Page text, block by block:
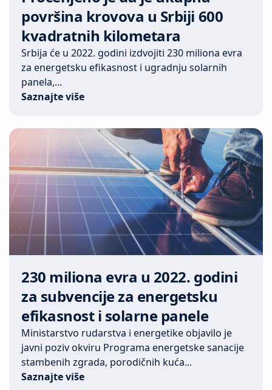
površina krovova u Srbiji 600
kvadratnih kilometara
Srbija će u 2022. godini izdvojiti 230 miliona evra
za energetsku efikasnost i ugradnju solarnih
panela,...
Saznajte više
230 miliona evra u 2022. godini
za subvencije za energetsku
efikasnost i solarne panele
Ministarstvo rudarstva i energetike objavilo je
javni poziv okviru Programa energetske sanacije
stambenih zgrada, porodičnih kuća...
Saznajte više